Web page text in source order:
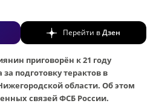
Перейти вДзен
приговорён к 21 году
подготовку терактов в
области. Об этом
связей ФСБ России.